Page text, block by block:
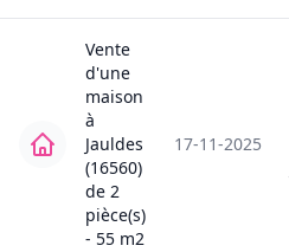
Vente
d'une
maison
à
Jauldes
(16560)
de 2
pièce(s)
- 55 m2
17-11-2025